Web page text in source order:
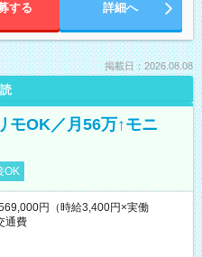
する 詳細へ
掲載日：2026.08.08
モOK／月56万↑モニ
OK
円（時給3,400円×実働
通費